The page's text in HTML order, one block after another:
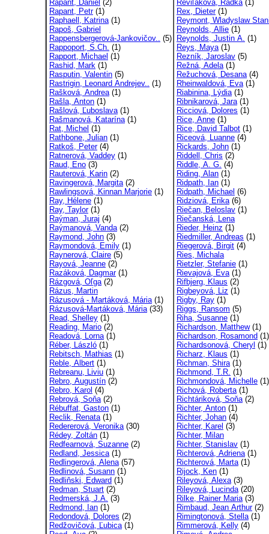
Rapant, Daniel (2)
Rapant, Petr(1)
Raphaell, Katrina(1)
Rapoš, Gabriel
Rappensbergerová-Jankovičov.. (5)
Rappoport, S.Ch. (1)
Rapport, Michael (1)
Rashid, Mark (1)
Rasputin, Valentin (5)
Rastrigin, Leonard Andrejev.. (1)
Rašková, Andrea(1)
Rašla, Anton (1)
Rašlová, Ľuboslava(1)
Rašmanová, Katarína(1)
Rat, Michel (1)
Rathbone, Julian (1)
Ratkoš, Peter(4)
Ratnerová, Vaddey (1)
Raud, Eno (3)
Rauterová, Karin (2)
Ravingerová, Margita(2)
Rawlingsová, Kinnan Marjorie (1)
Ray, Hélene (1)
Ray, Taylor(1)
Raýman, Juraj (4)
Raýmanová, Vanda(2)
Raymond, John (3)
Raymondová, Emily (1)
Raynerová, Claire (5)
Rayová, Jeanne (2)
Razáková, Dagmar(1)
Rázgová, Oľga(2)
Rázus, Martin
Rázusová - Martáková, Mária(1)
Rázusová-Martáková, Mária(33)
Read, Shelley (1)
Reading, Mario (2)
Readová, Lorna(1)
Réber, László (1)
Rebitsch, Mathias (1)
Reble, Albert (1)
Rebreanu, Liviu (1)
Rebro, Augustín (2)
Rebro, Karol (4)
Rebrová, Soňa(2)
Rébuffat, Gaston (1)
Reclik, Renata(1)
Redererová, Veronika(30)
Rédey, Zoltán (1)
Redfearnová, Suzanne (2)
Redland, Jessica(1)
Redlingerová, Alena(57)
Redlinová, Susann (1)
Redliňski, Edward (1)
Redman, Stuart (2)
Redmerská, J.A. (3)
Redmond, Ian (1)
Redondová, Dolores (2)
Redžovičová, Ľubica(1)
Reviľáková, Radka(1)
Rex, Dieter(1)
Reymont, Wladyslaw
Reynolds, Allie (1)
Reynolds, Justin A. (1)
Reys, Maya(1)
Rezník, Jaroslav (5)
Režná, Adela(1)
Režuchová, Desana(4)
Rheinwaldová, Eva(1)
Riabinina, Lýdia(1)
Ribnikarová, Jara(1)
Ricciová, Dolores (1)
Rice, Anne (1)
Rice, David Talbot (1)
Riceová, Luanne (4)
Rickards, John (1)
Riddell, Chris (2)
Riddle, A. G. (4)
Riding, Alan (1)
Ridpath, Ian (1)
Ridpath, Michael (6)
Ridziová, Erika(6)
Riečan, Beloslav (1)
Riečanská, Lena
Rieder, Heinz (1)
Riedmiller, Andreas (1)
Riegerová, Birgit (4)
Ries, Michala
Rietzler, Stefanie (1)
Rievajová, Eva(1)
Rifbjerg, Klaus (2)
Rigbeyová, Liz (1)
Rigby, Ray (1)
Riggs, Ransom (5)
Riha, Susanne (1)
Richardson, Matthew(1)
Richardson, Rosamond (1)
Richardsonová, Cheryl (1)
Richarz, Klaus (1)
Richman, Shira(1)
Richmond, T.R. (1)
Richmondová, Michelle (1)
Richová, Roberta(1)
Richtáriková, Soňa(2)
Richter, Anton (1)
Richter, Johan (4)
Richter, Karel (3)
Richter, Milan
Richter, Stanislav (1)
Richterová, Adriena(1)
Richterová, Marta(1)
Rijock, Ken (1)
Rileyová, Alexa(3)
Rileyová, Lucinda(20)
Rilke, Rainer Maria(3)
Rimbaud, Jean Arthur(2)
Rimingtonová, Stella(1)
Rimmerová, Kelly (4)